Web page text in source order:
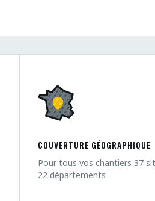
COUVERTURE GÉOGRAPHIQUE
Pour tous vos chantiers 37
22 départements